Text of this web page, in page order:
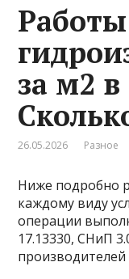
за м2
26.05.2026 Разное
Ниже подробно
каждому виду
операции
17.13330, СНиП